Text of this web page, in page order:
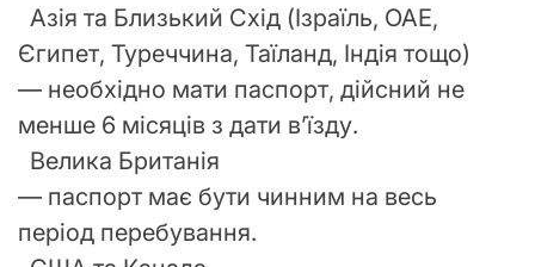
Азія та Близький Схід (Ізраїль, ОАЕ,
Єгипет, Туреччина, Таїланд, Індія тощо)
— необхідно мати паспорт, дійсний не
менше 6 місяців з дати в’їзду.
Велика Британія
— паспорт має бути чинним на весь
період перебування.